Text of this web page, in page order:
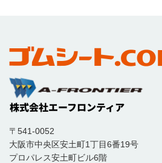
〒541-0052
大阪市中央区安土町1丁目6番19号
プロパレス安土町ビル6階